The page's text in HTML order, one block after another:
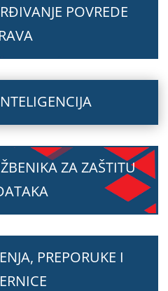
POVREDE
ZA ZAŠTITU
PREPORUKE I